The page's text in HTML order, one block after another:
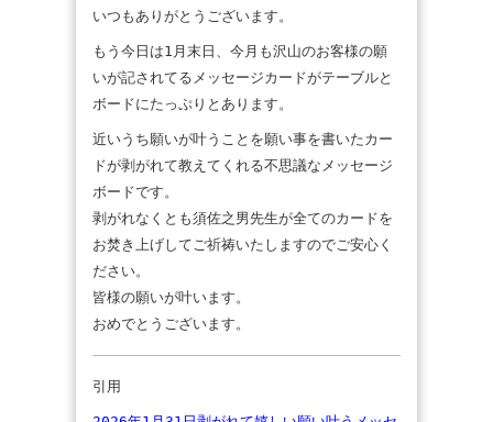
いつもありがとうございます。
もう今日は1月末日、今月も沢山のお客様の願
いが記されてるメッセージカードがテーブルと
ボードにたっぷりとあります。
近いうち願いが叶うことを願い事を書いたカー
ドが剥がれて教えてくれる不思議なメッセージ
ボードです。
剥がれなくとも須佐之男先生が全てのカードを
お焚き上げしてご祈祷いたしますのでご安心く
ださい。
皆様の願いが叶います。
おめでとうございます。
引用